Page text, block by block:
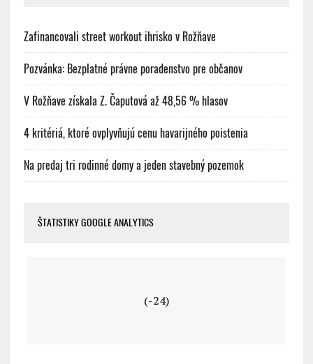
Zafinancovali street workout ihrisko v Rožňave
Pozvánka: Bezplatné právne poradenstvo pre občanov
V Rožňave získala Z. Čaputová až 48,56 % hlasov
4 kritériá, ktoré ovplyvňujú cenu havarijného poistenia
Na predaj tri rodinné domy a jeden stavebný pozemok
ŠTATISTIKY GOOGLE ANALYTICS
(-24)